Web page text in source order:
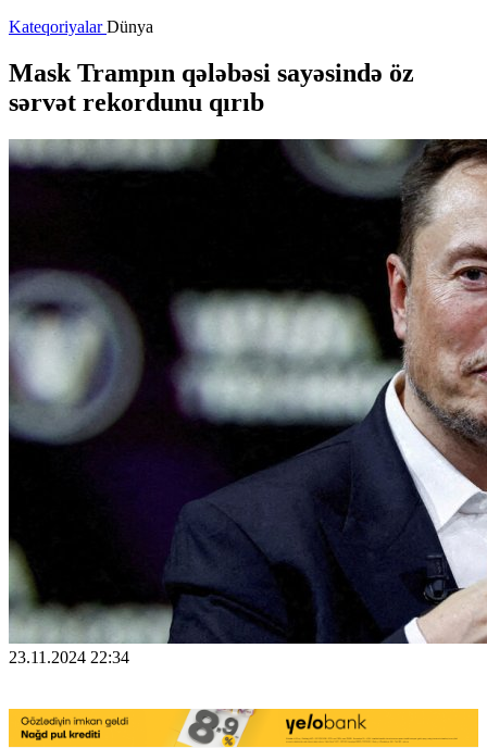
KateqoriyalarDünya
Mask Trampın qələbəsi sayəsində öz
sərvət rekordunu qırıb
23.11.2024 22:34